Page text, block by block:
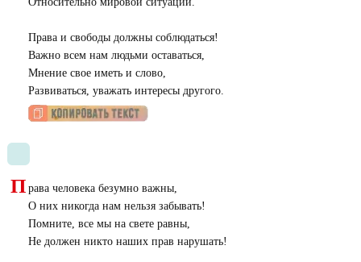
Права и свободы должны соблюдаться!
Важно всем нам людьми оставаться,
Мнение свое иметь и слово,
Развиваться, уважать интересы другого.
П рава человека безумно важны,
О них никогда нам нельзя забывать!
Помните, все мы на свете равны,
Не должен никто наших прав нарушать!